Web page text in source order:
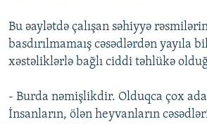
FOTOQALEREYA
İNFOQRAFIKA
KARIKATURA
OXU ZALI
AZƏRBAYCAN ƏDƏBIYYATI KITABXANASI
İSLAM VƏ DEMOKRATIYA
İZ - MƏDƏNIYYƏT PROQRAMI
HAQQIMIZDA
MISSIYAMIZ
PEŞƏ ETIKASI VƏ JURNALISTIKA
MATERIALLARIMIZDAN ISTIFADƏ
Bu əaylətdə çalışan səhiyyə
basdırılmamaış cəsədlərdən yayıla
xəstəliklərlə bağlı ciddi təhlükə
- Burda nəmişlikdir. Olduqca çox
İnsanların, ölən heyvanların